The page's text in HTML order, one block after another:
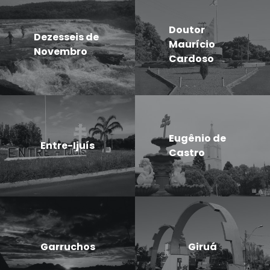
Dezesseis de
Novembro
Doutor
Maurício
Cardoso
Entre-Ijuís
Eugênio de
Castro
Garruchos Giruá